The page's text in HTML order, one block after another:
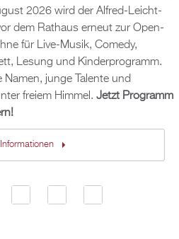
2026 wird der Alfred-Leicht-
dem Rathaus erneut zur Open-
für Live-Musik, Comedy,
Lesung und Kinderprogramm.
Namen, junge Talente und
freiem Himmel. Jetzt Programm
online oder in Präsenz. Und es werden
- schauen Sie gerne immer mal
Den übersichtlichen Blätterkatalog
hier
aufrufen, das gedruckte
erhältlich.
Sie
bildung/volkshochschule
und Antworten (FAQ) zum Rechtsanspruch
für Kinder im
zusammengestellt.
Ausgabe gibt es das Amtsblatt auch
Durchlesen.
Informationen
gibt es unterwww.erlebe-bretten.de